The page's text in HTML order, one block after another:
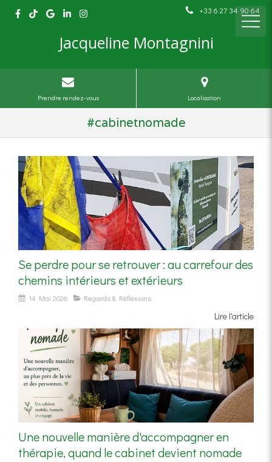
+33 6 27 34 90 64
Jacqueline Montagnini
Prendre rendez-vous Localisation
#cabinetnomade
Se perdre pour se retrouver : au carrefour des
chemins intérieurs et extérieurs
14 Mai 2026 Regards & Réflexions
Lire l'article
Une nouvelle manière d'accompagner en
thérapie, quand le cabinet devient nomade